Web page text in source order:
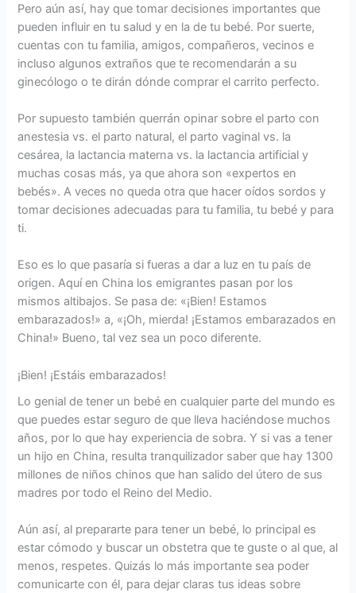
Pero aún así, hay que tomar decisiones importantes que
pueden influir en tu salud y en la de tu bebé. Por suerte,
cuentas con tu familia, amigos, compañeros, vecinos e
incluso algunos extraños que te recomendarán a su
ginecólogo o te dirán dónde comprar el carrito perfecto.
Por supuesto también querrán opinar sobre el parto con
anestesia vs. el parto natural, el parto vaginal vs. la
cesárea, la lactancia materna vs. la lactancia artificial y
muchas cosas más, ya que ahora son «expertos en
bebés». A veces no queda otra que hacer oídos sordos y
tomar decisiones adecuadas para tu familia, tu bebé y para
ti.
Eso es lo que pasaría si fueras a dar a luz en tu país de
origen. Aquí en China los emigrantes pasan por los
mismos altibajos. Se pasa de: «¡Bien! Estamos
embarazados!» a, «¡Oh, mierda! ¡Estamos embarazados en
China!» Bueno, tal vez sea un poco diferente.
¡Bien! ¡Estáis embarazados!
Lo genial de tener un bebé en cualquier parte del mundo es
que puedes estar seguro de que lleva haciéndose muchos
años, por lo que hay experiencia de sobra. Y si vas a tener
un hijo en China, resulta tranquilizador saber que hay 1300
millones de niños chinos que han salido del útero de sus
madres por todo el Reino del Medio.
Aún así, al prepararte para tener un bebé, lo principal es
estar cómodo y buscar un obstetra que te guste o al que, al
menos, respetes. Quizás lo más importante sea poder
comunicarte con él, para dejar claras tus ideas sobre